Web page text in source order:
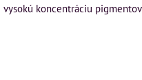
koncentráciu pigmentov